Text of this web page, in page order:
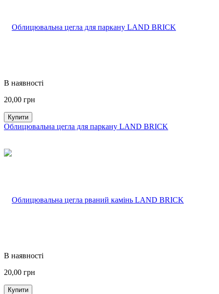
В наявності
20,00 грн
Купити
Облицювальна цегла для паркану LAND BRICK
В наявності
20,00 грн
Купити